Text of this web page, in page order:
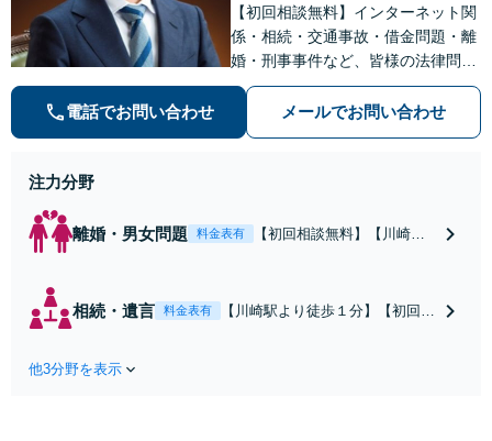
【初回相談無料】インターネット関
係・相続・交通事故・借金問題・離
婚・刑事事件など、皆様の法律問題
を解決すべく、親身になって取り組
みます。クチコミ・リピーターの方
も多数。お気軽にお問い合わせ下さ
電話でお問い合わせ メールでお問い合わせ
注力分野
離婚・男女問題 料金表有
【初回相談無料】【川崎駅
割・婚姻費用・養育費・財
相続・遺言 料金表有
【川崎駅より徒歩１分】【初回相
他3分野を表示